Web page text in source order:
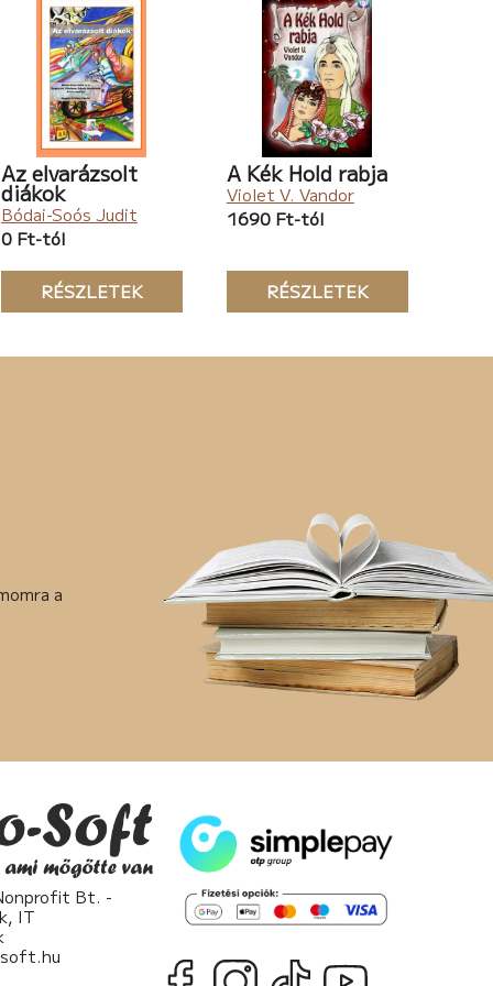
Az elvarázsolt
diákok
Bódai-Soós Judit
0 Ft-tól
RÉSZLETEK
A Kék Hold rabja
Violet V. Vandor
1690 Ft-tól
RÉSZLETEK
a
Bt. -
IT